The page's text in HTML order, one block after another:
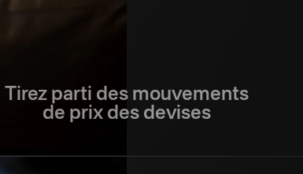
Tirez parti des mouvements
de prix des devises